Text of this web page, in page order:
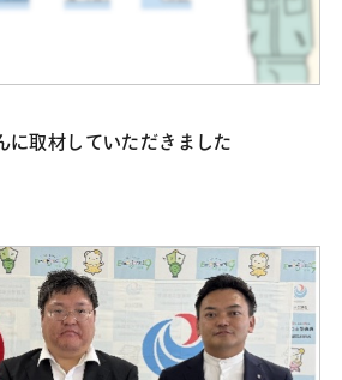
に取材していただきました